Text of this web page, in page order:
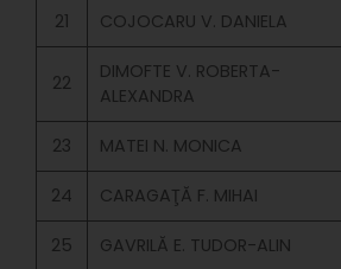
21 COJOCARU V. DANIELA
22
DIMOFTE V. ROBERTA-
ALEXANDRA
23 MATEI N. MONICA
24 CARAGAŢĂ F. MIHAI
25 GAVRILĂ E. TUDOR-ALIN